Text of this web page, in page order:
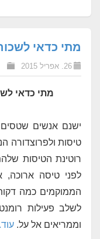
מתי כדאי
26. אפריל 2015
מתי כדאי
ישנם אנשים שטסים
טיסות ולפרוצדורה
רוטינת הטיסות
לפני טיסה ארוכה,
הממוקמים כמה
לשלב פעילות
וממריאים אל על.